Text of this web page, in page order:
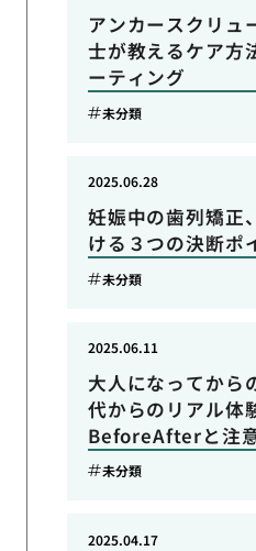
アンカースクリュ
士が教えるケア方
ーティング
未分類
妊娠中の歯列矯正
ける３つの決断ポ
2025.06.28
未分類
大人になってから
代からのリアル体
BeforeAfterと注
2025.06.11
未分類
2025.04.17